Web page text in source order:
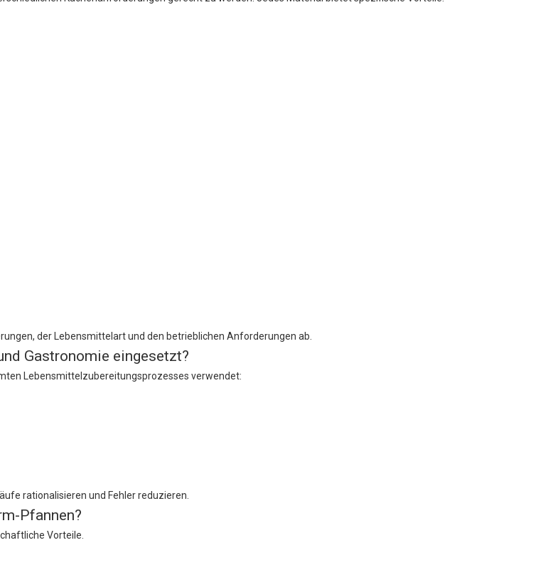
der Lebensmittelart und den betrieblichen Anforderungen ab.
Gastronomie eingesetzt?
Lebensmittelzubereitungsprozesses verwendet:
rationalisieren und Fehler reduzieren.
Pfannen?
Vorteile.